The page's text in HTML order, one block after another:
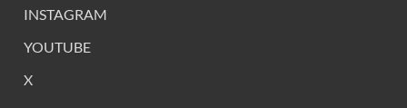
INSTAGRAM
YOUTUBE
X